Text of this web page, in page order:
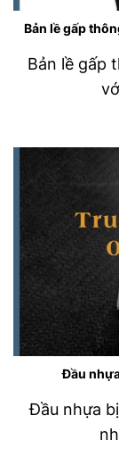
Bản lề gấp
Bản lề gấp
Đầu
Đầu nhựa